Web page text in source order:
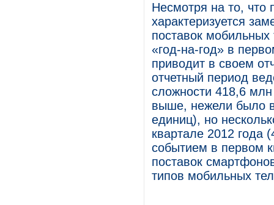
Несмотря на то, что
характеризуется
поставок
«год-на-год» в
приводит в своем
отчетный период
сложности 418,6
выше, нежели было
единиц), но
квартале 2012
событием в первом
поставок
типов мобильных